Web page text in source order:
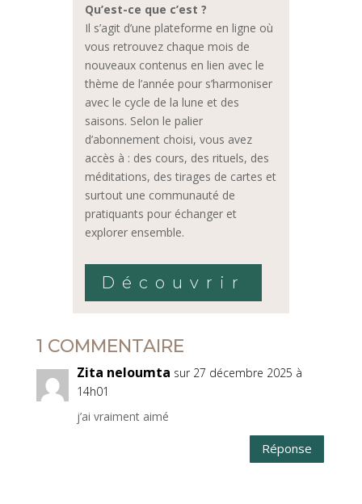
Qu’est-ce que c’est ?
Il s’agit d’une plateforme en ligne où
vous retrouvez chaque mois de
nouveaux contenus en lien avec le
thème de l’année pour s’harmoniser
avec le cycle de la lune et des
saisons. Selon le palier
d’abonnement choisi, vous avez
accès à : des cours, des rituels, des
méditations, des tirages de cartes et
surtout une communauté de
pratiquants pour échanger et
explorer ensemble.
Découvrir
1 COMMENTAIRE
Zita neloumta sur 27 décembre 2025 à
14h01
j’ai vraiment aimé
Réponse